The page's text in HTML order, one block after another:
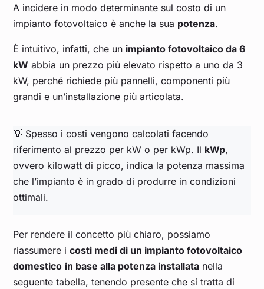
A incidere in modo determinante sul costo di un
impianto fotovoltaico è anche la sua potenza.
È intuitivo, infatti, che un impianto fotovoltaico da 6
kW abbia un prezzo più elevato rispetto a uno da 3
kW, perché richiede più pannelli, componenti più
grandi e un’installazione più articolata.
💡 Spesso i costi vengono calcolati facendo
riferimento al prezzo per kW o per kWp. Il kWp,
ovvero kilowatt di picco, indica la potenza massima
che l’impianto è in grado di produrre in condizioni
ottimali.
Per rendere il concetto più chiaro, possiamo
riassumere icosti medi di un impianto fotovoltaico
domestico in base alla potenza installata nella
seguente tabella, tenendo presente che si tratta di